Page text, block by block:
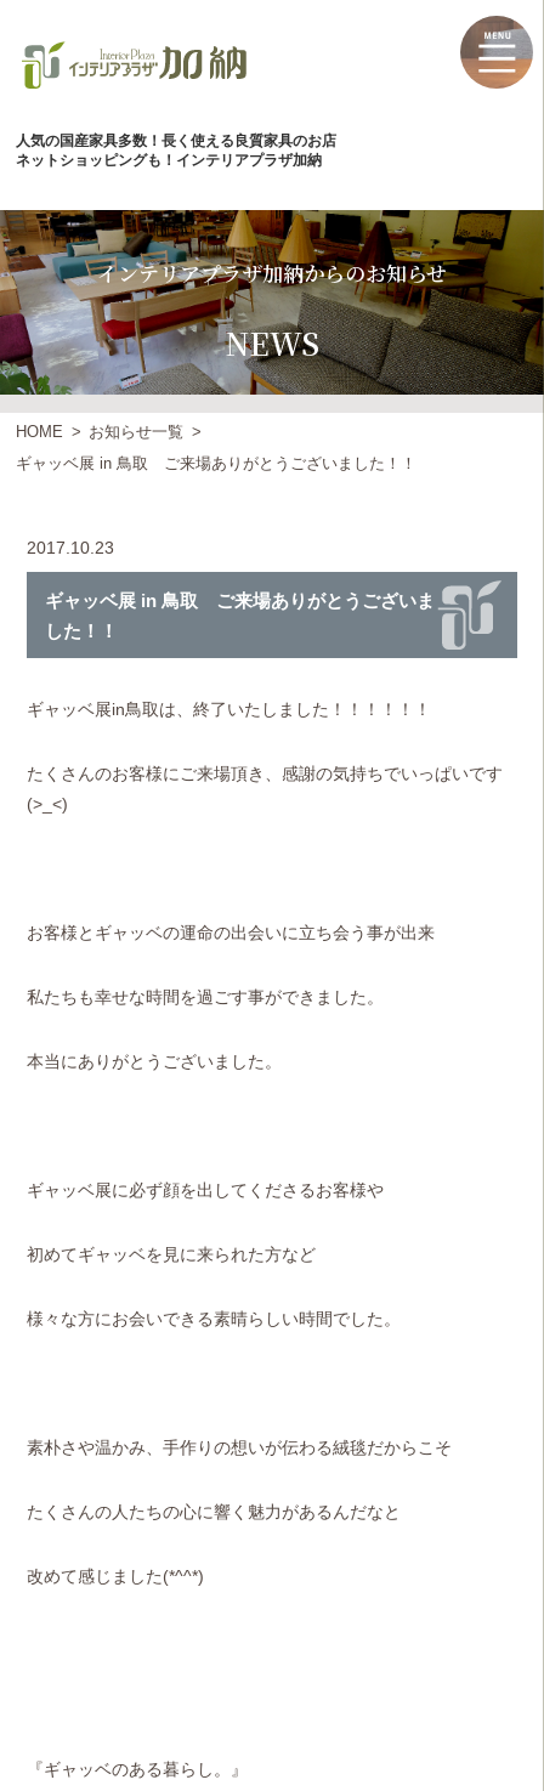
人気の国産家具多数！長く使える良質家具のお店
ネットショッピングも！インテリアプラザ加納
インテリアプラザ加納からのお知らせ
NEWS
HOME
お知らせ一覧
ギャッベ展 in 鳥取 ご来場ありがとうございました！！
2017.10.23
ギャッベ展 in 鳥取 ご来場ありがとうございま
した！！
ギャッベ展in鳥取は、終了いたしました！！！！！！
たくさんのお客様にご来場頂き、感謝の気持ちでいっぱいです
(>_<)
お客様とギャッベの運命の出会いに立ち会う事が出来
私たちも幸せな時間を過ごす事ができました。
本当にありがとうございました。
ギャッベ展に必ず顔を出してくださるお客様や
初めてギャッベを見に来られた方など
様々な方にお会いできる素晴らしい時間でした。
素朴さや温かみ、手作りの想いが伝わる絨毯だからこそ
たくさんの人たちの心に響く魅力があるんだなと
改めて感じました(*^^*)
『ギャッベのある暮らし。』